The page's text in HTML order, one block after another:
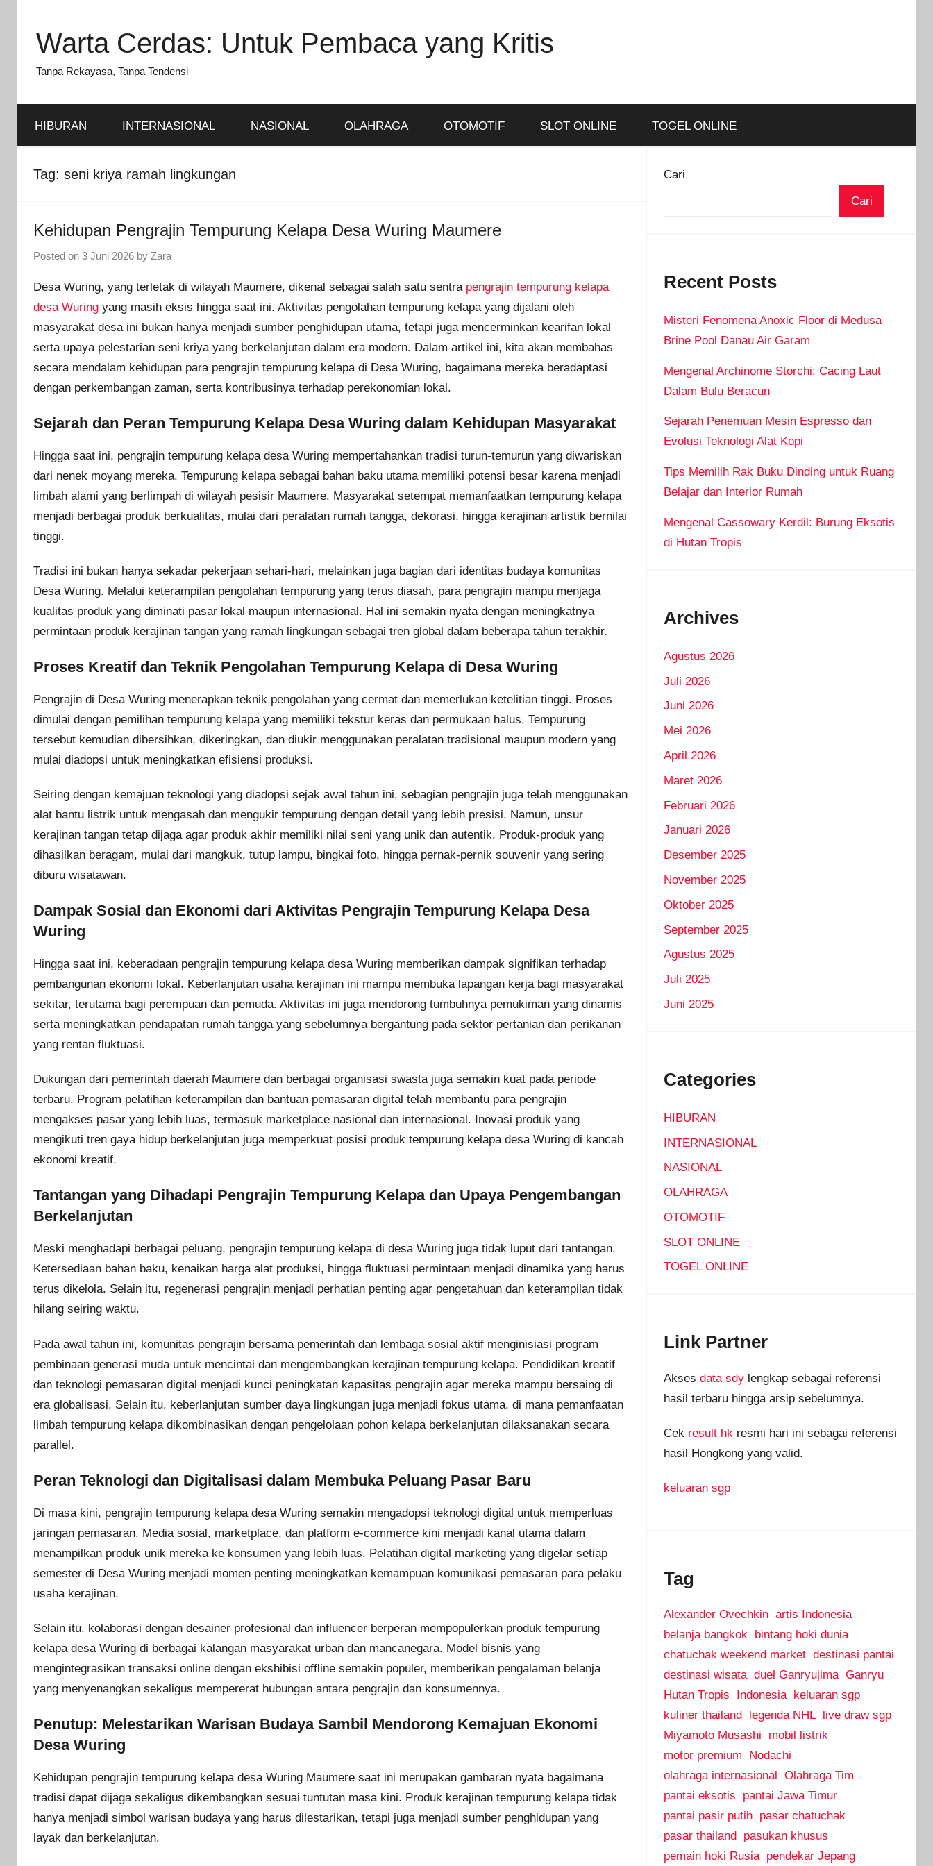
content
Warta Cerdas: Untuk Pembaca yang Kritis
Tanpa Rekayasa, Tanpa Tendensi
HIBURAN INTERNASIONAL NASIONAL OLAHRAGA OTOMOTIF SLOT ONLINE TOGEL ONLINE
Tag: seni kriya ramah lingkungan
Kehidupan Pengrajin Tempurung Kelapa Desa Wuring Maumere
Posted on 3 Juni 2026 by Zara
Desa Wuring, yang terletak di wilayah Maumere, dikenal sebagai salah satu sentra pengrajin tempurung kelapa
desa Wuring yang masih eksis hingga saat ini. Aktivitas pengolahan tempurung kelapa yang dijalani oleh
masyarakat desa ini bukan hanya menjadi sumber penghidupan utama, tetapi juga mencerminkan kearifan lokal
serta upaya pelestarian seni kriya yang berkelanjutan dalam era modern. Dalam artikel ini, kita akan membahas
secara mendalam kehidupan para pengrajin tempurung kelapa di Desa Wuring, bagaimana mereka beradaptasi
dengan perkembangan zaman, serta kontribusinya terhadap perekonomian lokal.
Sejarah dan Peran Tempurung Kelapa Desa Wuring dalam Kehidupan Masyarakat
Hingga saat ini, pengrajin tempurung kelapa desa Wuring mempertahankan tradisi turun-temurun yang diwariskan
dari nenek moyang mereka. Tempurung kelapa sebagai bahan baku utama memiliki potensi besar karena menjadi
limbah alami yang berlimpah di wilayah pesisir Maumere. Masyarakat setempat memanfaatkan tempurung kelapa
menjadi berbagai produk berkualitas, mulai dari peralatan rumah tangga, dekorasi, hingga kerajinan artistik bernilai
tinggi.
Tradisi ini bukan hanya sekadar pekerjaan sehari-hari, melainkan juga bagian dari identitas budaya komunitas
Desa Wuring. Melalui keterampilan pengolahan tempurung yang terus diasah, para pengrajin mampu menjaga
kualitas produk yang diminati pasar lokal maupun internasional. Hal ini semakin nyata dengan meningkatnya
permintaan produk kerajinan tangan yang ramah lingkungan sebagai tren global dalam beberapa tahun terakhir.
Proses Kreatif dan Teknik Pengolahan Tempurung Kelapa di Desa Wuring
Pengrajin di Desa Wuring menerapkan teknik pengolahan yang cermat dan memerlukan ketelitian tinggi. Proses
dimulai dengan pemilihan tempurung kelapa yang memiliki tekstur keras dan permukaan halus. Tempurung
tersebut kemudian dibersihkan, dikeringkan, dan diukir menggunakan peralatan tradisional maupun modern yang
mulai diadopsi untuk meningkatkan efisiensi produksi.
Seiring dengan kemajuan teknologi yang diadopsi sejak awal tahun ini, sebagian pengrajin juga telah menggunakan
alat bantu listrik untuk mengasah dan mengukir tempurung dengan detail yang lebih presisi. Namun, unsur
kerajinan tangan tetap dijaga agar produk akhir memiliki nilai seni yang unik dan autentik. Produk-produk yang
dihasilkan beragam, mulai dari mangkuk, tutup lampu, bingkai foto, hingga pernak-pernik souvenir yang sering
diburu wisatawan.
Dampak Sosial dan Ekonomi dari Aktivitas Pengrajin Tempurung Kelapa Desa
Wuring
Hingga saat ini, keberadaan pengrajin tempurung kelapa desa Wuring memberikan dampak signifikan terhadap
pembangunan ekonomi lokal. Keberlanjutan usaha kerajinan ini mampu membuka lapangan kerja bagi masyarakat
sekitar, terutama bagi perempuan dan pemuda. Aktivitas ini juga mendorong tumbuhnya pemukiman yang dinamis
serta meningkatkan pendapatan rumah tangga yang sebelumnya bergantung pada sektor pertanian dan perikanan
yang rentan fluktuasi.
Dukungan dari pemerintah daerah Maumere dan berbagai organisasi swasta juga semakin kuat pada periode
terbaru. Program pelatihan keterampilan dan bantuan pemasaran digital telah membantu para pengrajin
mengakses pasar yang lebih luas, termasuk marketplace nasional dan internasional. Inovasi produk yang
mengikuti tren gaya hidup berkelanjutan juga memperkuat posisi produk tempurung kelapa desa Wuring di kancah
ekonomi kreatif.
Tantangan yang Dihadapi Pengrajin Tempurung Kelapa dan Upaya Pengembangan
Berkelanjutan
Meski menghadapi berbagai peluang, pengrajin tempurung kelapa di desa Wuring juga tidak luput dari tantangan.
Ketersediaan bahan baku, kenaikan harga alat produksi, hingga fluktuasi permintaan menjadi dinamika yang harus
terus dikelola. Selain itu, regenerasi pengrajin menjadi perhatian penting agar pengetahuan dan keterampilan tidak
hilang seiring waktu.
Pada awal tahun ini, komunitas pengrajin bersama pemerintah dan lembaga sosial aktif menginisiasi program
pembinaan generasi muda untuk mencintai dan mengembangkan kerajinan tempurung kelapa. Pendidikan kreatif
dan teknologi pemasaran digital menjadi kunci peningkatan kapasitas pengrajin agar mereka mampu bersaing di
era globalisasi. Selain itu, keberlanjutan sumber daya lingkungan juga menjadi fokus utama, di mana pemanfaatan
limbah tempurung kelapa dikombinasikan dengan pengelolaan pohon kelapa berkelanjutan dilaksanakan secara
parallel.
Peran Teknologi dan Digitalisasi dalam Membuka Peluang Pasar Baru
Di masa kini, pengrajin tempurung kelapa desa Wuring semakin mengadopsi teknologi digital untuk memperluas
jaringan pemasaran. Media sosial, marketplace, dan platform e-commerce kini menjadi kanal utama dalam
menampilkan produk unik mereka ke konsumen yang lebih luas. Pelatihan digital marketing yang digelar setiap
semester di Desa Wuring menjadi momen penting meningkatkan kemampuan komunikasi pemasaran para pelaku
usaha kerajinan.
Selain itu, kolaborasi dengan desainer profesional dan influencer berperan mempopulerkan produk tempurung
kelapa desa Wuring di berbagai kalangan masyarakat urban dan mancanegara. Model bisnis yang
mengintegrasikan transaksi online dengan ekshibisi offline semakin populer, memberikan pengalaman belanja
yang menyenangkan sekaligus mempererat hubungan antara pengrajin dan konsumennya.
Penutup: Melestarikan Warisan Budaya Sambil Mendorong Kemajuan Ekonomi
Desa Wuring
Kehidupan pengrajin tempurung kelapa desa Wuring Maumere saat ini merupakan gambaran nyata bagaimana
tradisi dapat dijaga sekaligus dikembangkan sesuai tuntutan masa kini. Produk kerajinan tempurung kelapa tidak
hanya menjadi simbol warisan budaya yang harus dilestarikan, tetapi juga menjadi sumber penghidupan yang
layak dan berkelanjutan.
Cari
Cari
Recent Posts
Misteri Fenomena Anoxic Floor di Medusa
Brine Pool Danau Air Garam
Mengenal Archinome Storchi: Cacing Laut
Dalam Bulu Beracun
Sejarah Penemuan Mesin Espresso dan
Evolusi Teknologi Alat Kopi
Tips Memilih Rak Buku Dinding untuk Ruang
Belajar dan Interior Rumah
Mengenal Cassowary Kerdil: Burung Eksotis
di Hutan Tropis
Archives
Agustus 2026
Juli 2026
Juni 2026
Mei 2026
April 2026
Maret 2026
Februari 2026
Januari 2026
Desember 2025
November 2025
Oktober 2025
September 2025
Agustus 2025
Juli 2025
Juni 2025
Categories
HIBURAN
INTERNASIONAL
NASIONAL
OLAHRAGA
OTOMOTIF
SLOT ONLINE
TOGEL ONLINE
Link Partner
Akses data sdylengkap sebagai referensi
hasil terbaru hingga arsip sebelumnya.
Cek result hkresmi hari ini sebagai referensi
hasil Hongkong yang valid.
keluaran sgp
Tag
Alexander Ovechkin artis Indonesia
belanja bangkok
bintang hoki dunia
chatuchak weekend market destinasi pantai
destinasi wisata duel Ganryujima Ganryu
Hutan Tropis
Indonesia
keluaran sgp
kuliner thailand
legenda NHL
live draw sgp
Miyamoto Musashi
mobil listrik
motor premium
Nodachi
olahraga internasional
Olahraga Tim
pantai eksotis
pantai Jawa Timur
pantai pasir putih pasar chatuchak
pasar thailand
pasukan khusus
pemain hoki Rusia pendekar Jepang